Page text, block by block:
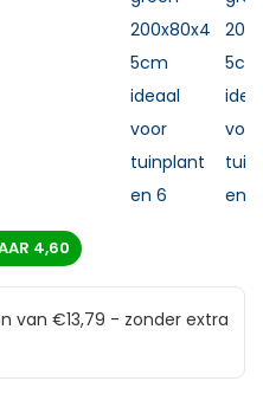
4,60
van €13,79 - zonder extra